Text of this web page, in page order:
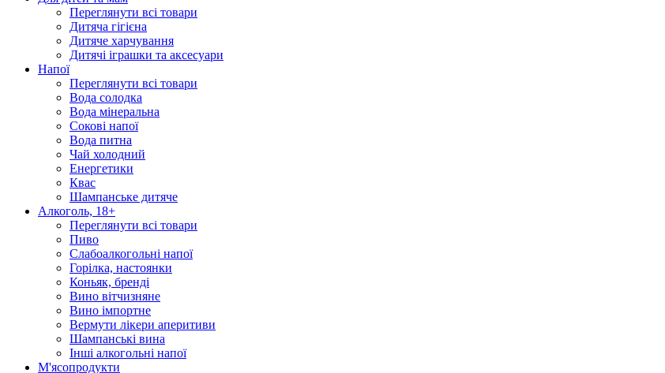
Переглянути всі товари
Дитяча гігієна
Дитяче харчування
Дитячі іграшки та аксесуари
Напої
Переглянути всі товари
Вода солодка
Вода мінеральна
Сокові напої
Вода питна
Чай холодний
Енергетики
Квас
Шампанське дитяче
Алкоголь, 18+
Переглянути всі товари
Пиво
Слабоалкогольні напої
Горілка, настоянки
Коньяк, бренді
Вино вітчизняне
Вино імпортне
Вермути лікери аперитиви
Шампанські вина
Інші алкогольні напої
М'ясопродукти